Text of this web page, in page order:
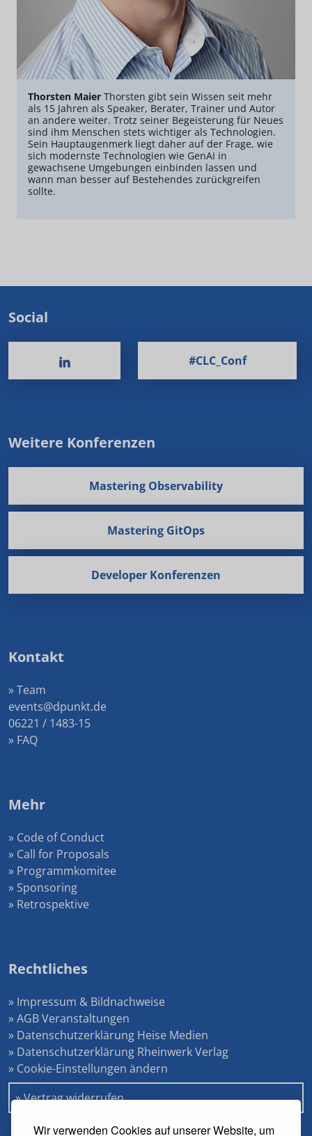
Wir verwenden Cookies auf unserer Website, um
Thorsten Maier Thorsten gibt sein Wissen seit mehr
als 15 Jahren als Speaker, Berater, Trainer und Autor
an andere weiter. Trotz seiner Begeisterung für Neues
sind ihm Menschen stets wichtiger als Technologien.
Sein Hauptaugenmerk liegt daher auf der Frage, wie
sich modernste Technologien wie GenAI in
gewachsene Umgebungen einbinden lassen und
wann man besser auf Bestehendes zurückgreifen
sollte.
Social
#CLC_Conf
Weitere Konferenzen
Mastering Observability
Mastering GitOps
Developer Konferenzen
Kontakt
» Team
events@dpunkt.de
06221 / 1483-15
» FAQ
Mehr
» Code of Conduct
» Call for Proposals
» Programmkomitee
» Sponsoring
» Retrospektive
Rechtliches
» Impressum & Bildnachweise
» AGB Veranstaltungen
» Datenschutzerklärung Heise Medien
» Datenschutzerklärung Rheinwerk Verlag
» Cookie-Einstellungen ändern
» Vertrag widerrufen